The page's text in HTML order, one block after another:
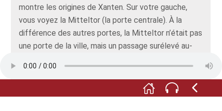
montre les origines de Xanten. Sur votre gauche,
vous voyez la Mitteltor (la porte centrale). À la
différence des autres portes, la Mitteltor n’était pas
une porte de la ville, mais un passage surélevé au-
Construite vers 1392, la Mitteltor séparait la moitié
nord de la ville de Clèves de la moitié sud qui se
trouvait sous la domination de l’électorat de